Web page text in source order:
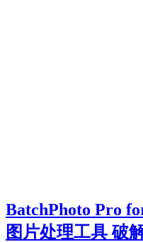
BatchPhoto Pro
图片处理工具 破